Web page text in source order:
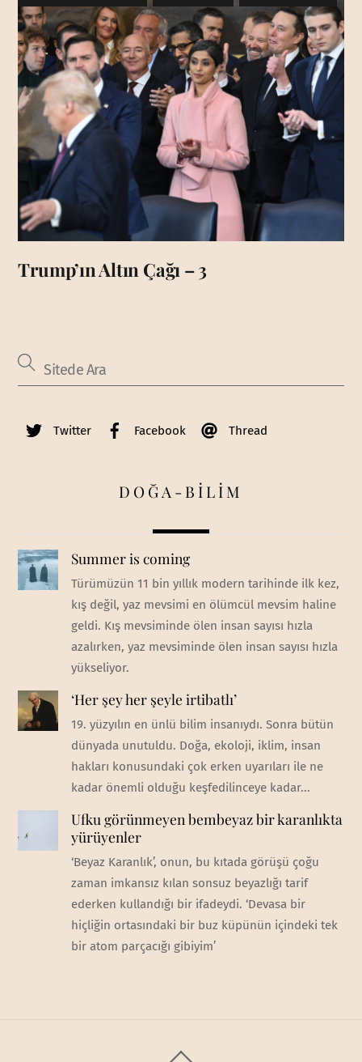
Trump’ın Altın Çağı – 3
Twitter Facebook Thread
DOĞA-BİLİM
Summer is coming
Türümüzün 11 bin yıllık modern tarihinde ilk kez,
kış değil, yaz mevsimi en ölümcül mevsim haline
geldi. Kış mevsiminde ölen insan sayısı hızla
azalırken, yaz mevsiminde ölen insan sayısı hızla
yükseliyor.
‘Her şey her şeyle irtibatlı’
19. yüzyılın en ünlü bilim insanıydı. Sonra bütün
dünyada unutuldu. Doğa, ekoloji, iklim, insan
hakları konusundaki çok erken uyarıları ile ne
kadar önemli olduğu keşfedilinceye kadar...
Ufku görünmeyen bembeyaz bir karanlıkta
yürüyenler
‘Beyaz Karanlık’, onun, bu kıtada görüşü çoğu
zaman imkansız kılan sonsuz beyazlığı tarif
ederken kullandığı bir ifadeydi. ‘Devasa bir
hiçliğin ortasındaki bir buz küpünün içindeki tek
bir atom parçacığı gibiyim’